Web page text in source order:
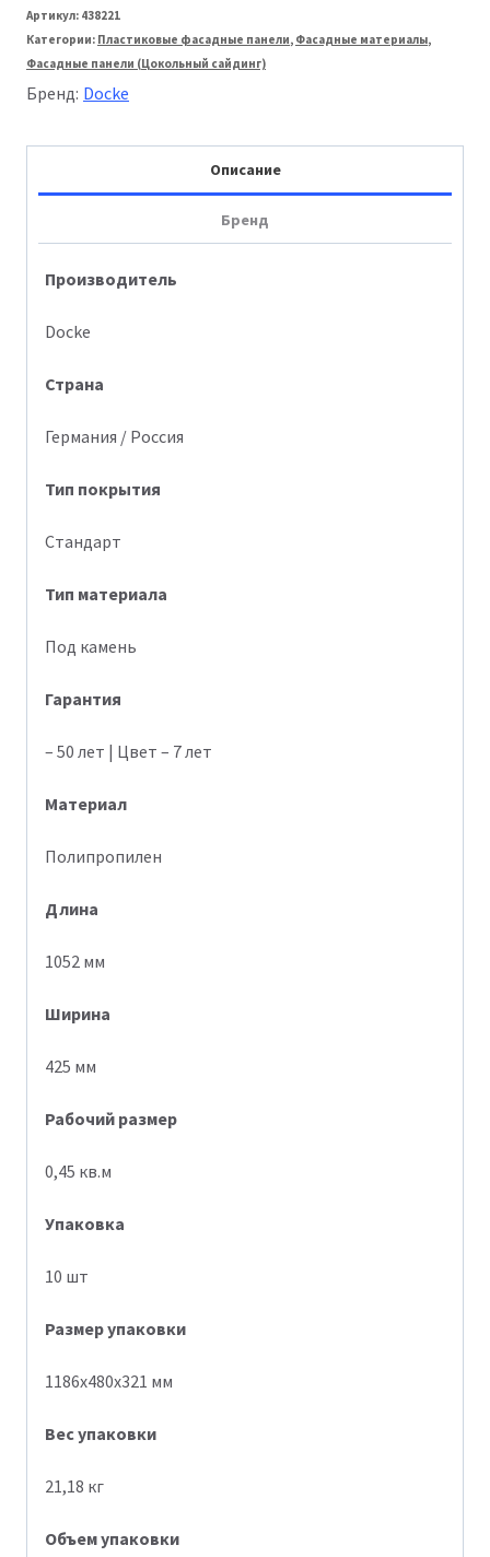
Docke:
Фасадная
панель
Burg
Металлик
Артикул: 438221
Категории: Пластиковые фасадные панели, Фасадные материалы,
Фасадные панели (Цокольный сайдинг)
Бренд: Docke
Описание
Бренд
Производитель
Docke
Страна
Германия / Россия
Тип покрытия
Стандарт
Тип материала
Под камень
Гарантия
– 50 лет | Цвет – 7 лет
Материал
Полипропилен
Длина
1052 мм
Ширина
425 мм
Рабочий размер
0,45 кв.м
Упаковка
10 шт
Размерупаковки
1186х480х321 мм
Весупаковки
21,18 кг
Объемупаковки